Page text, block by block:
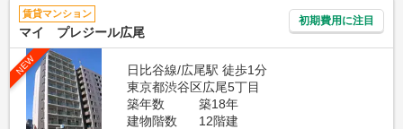
賃貸マンション
マイ プレジール広尾
初期費用に注目
NEW
日比谷線/広尾駅 徒歩1分
東京都渋谷区広尾5丁目
築年数
築18年
建物階数
12階建